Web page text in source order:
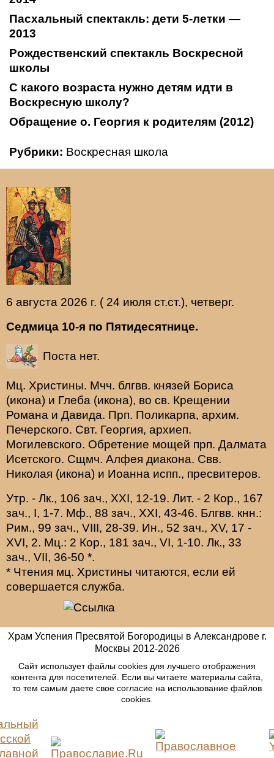
Пасхальный спектакль: дети 5-летки —
2013
Рождественский спектакль Воскресной
школы
С какого возраста нужно детям идти в
Воскресную школу?
Обращение о. Георгия к родителям (2012)
Рубрики: Воскресная школа
6 августа 2026 г. ( 24 июля ст.ст.), четверг.
Седмица 10-я по Пятидесятнице.
Поста нет.
Мц. Христины. Мчч. блгвв. князей Бориса
(икона) и Глеба (икона), во св. Крещении
Романа и Давида. Прп. Поликарпа, архим.
Печерского. Свт. Георгия, архиеп.
Могилевского. Обретение мощей прп. Далмата
Исетского. Сщмч. Алфея диакона. Свв.
Николая (икона) и Иоанна испп., пресвитеров.
Утр. - Лк., 106 зач., XXI, 12-19. Лит. - 2 Кор., 167
зач., I, 1-7. Мф., 88 зач., XXI, 43-46. Блгвв. кнн.:
Рим., 99 зач., VIII, 28-39. Ин., 52 зач., XV, 17 -
XVI, 2. Мц.: 2 Кор., 181 зач., VI, 1-10. Лк., 33
зач., VII, 36-50 *.
* Чтения мц. Христины читаются, если ей
совершается служба.
Храм Успения Пресвятой Богородицы в Александрове г.
Москвы 2012-2026
Сайт использует файлы cookies для лучшего отображения
контента для посетителей. Если вы читаете материалы сайта,
то тем самым даете свое согласие на использование файлов
cookies.